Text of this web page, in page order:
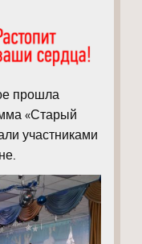
прошла
«Старый
участниками